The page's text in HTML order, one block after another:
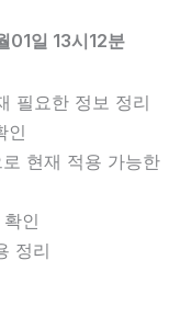
01일 13시12분
필요한 정보 정리
인
현재 적용 가능한
인
정리